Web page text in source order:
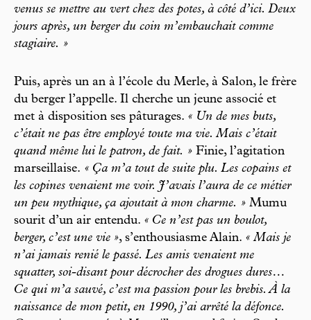
venus se mettre au vert chez des potes, à côté d’ici. Deux
jours après, un berger du coin m’embauchait comme
stagiaire. »
Puis, après un an à l’école du Merle, à Salon, le frère
du berger l’appelle. Il cherche un jeune associé et
met à disposition ses pâturages. « Un de mes buts,
c’était ne pas être employé toute ma vie. Mais c’était
quand même lui le patron, de fait. » Finie, l’agitation
marseillaise. « Ça m’a tout de suite plu. Les copains et
les copines venaient me voir. J’avais l’aura de ce métier
un peu mythique, ça ajoutait à mon charme. » Mumu
sourit d’un air entendu. « Ce n’est pas un boulot,
berger, c’est une vie », s’enthousiasme Alain. « Mais je
n’ai jamais renié le passé. Les amis venaient me
squatter, soi-disant pour décrocher des drogues dures…
Ce qui m’a sauvé, c’est ma passion pour les brebis. À la
naissance de mon petit, en 1990, j’ai arrêté la défonce.